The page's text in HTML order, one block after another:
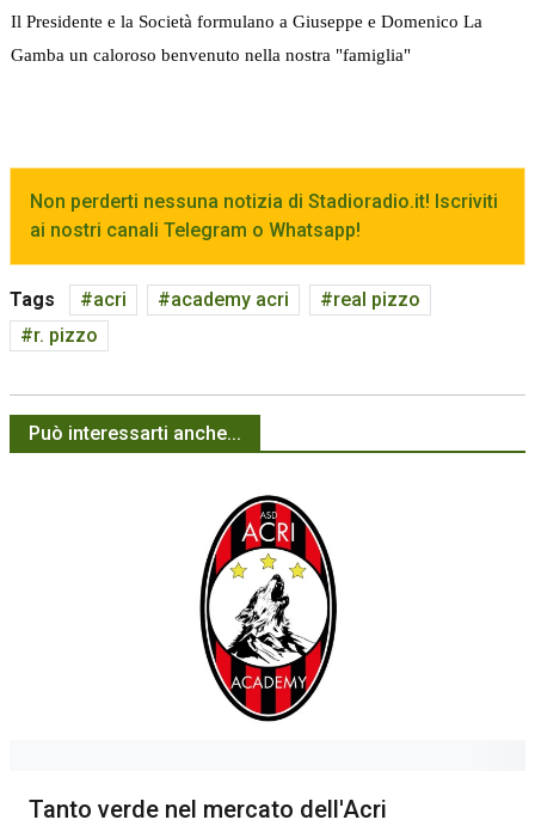
Il Presidente e la Società formulano a Giuseppe e Domenico La
Gamba un caloroso benvenuto nella nostra "famiglia"
Non perderti nessuna notizia di Stadioradio.it! Iscriviti
ai nostri canali Telegram o Whatsapp!
Tags acri academy acri
real pizzo
r. pizzo
Può interessarti anche...
Tanto verde nel mercato dell'Acri